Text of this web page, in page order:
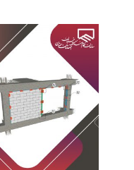
View
Larger